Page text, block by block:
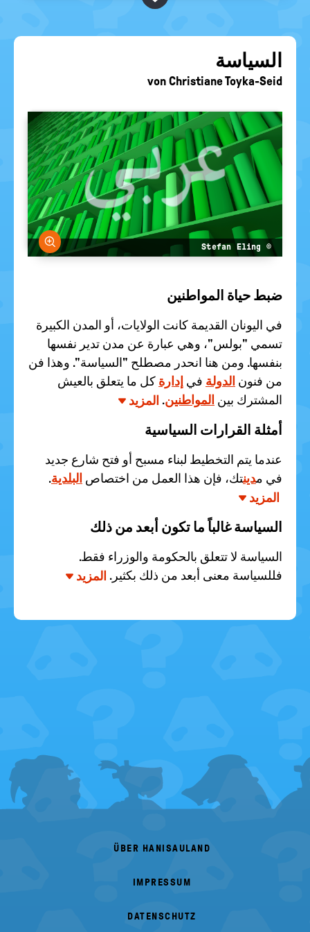
politische
EURE AKTUELLEN FRAGEN...
السياسة
von Christiane Toyka-Seid
© Stefan Eling
ضبط حياة المواطنين
في اليونان القديمة كانت الولايات، أو المدن الكبيرة
تسمي "بولس"، وهي عبارة عن مدن تدير نفسها
بنفسها. ومن هنا انحدر مصطلح "السياسة". وهذا فن
من فنون الدولة في إدارة كل ما يتعلق بالعيش
المشترك بين المواطنين. المزيد
أمثلة القرارات السياسية
عندما يتم التخطيط لبناء مسبح أو فتح شارع جديد
في مدينتك، فإن هذا العمل من اختصاص البلدية.
المزيد
السياسة غالباً ما تكون أبعد من ذلك
السياسة لا تتعلق بالحكومة والوزراء فقط.
فللسياسة معنى أبعد من ذلك بكثير. المزيد
FOOTER
MENU
ÜBER HANISAULAND
IMPRESSUM
DATENSCHUTZ